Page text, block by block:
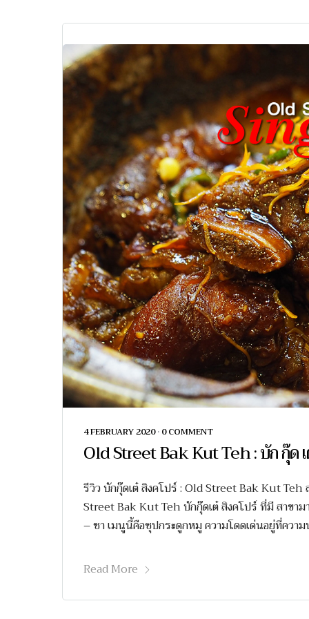
4 FEBRUARY 2020 • 0 COMMENT
Old Street Bak Kut Teh : บัก กุ๊ด
รีวิว บักกุ๊ดเต๋ สิงคโปร์ : Old Street Bak Kut
Street Bak Kut Teh บักกุ๊ดเต๋ สิงคโปร์ ที่มี สาขา
– ชา เมนูนี้คือซุปกระดูกหมู ความโดดเด่นอยู่ที่คว
Read More